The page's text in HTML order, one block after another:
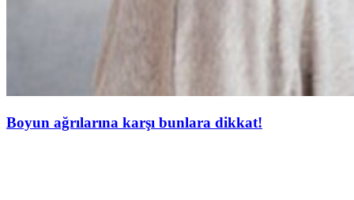
Boyun ağrılarına karşı bunlara dikkat!